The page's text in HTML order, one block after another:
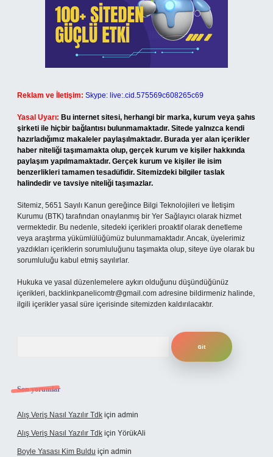
Reklam ve İletişim: Skype: live:.cid.575569c608265c69
Yasal Uyarı: Bu internet sitesi, herhangi bir marka, kurum veya şahıs
şirketi ile hiçbir bağlantısı bulunmamaktadır. Sitede yalnızca kendi
hazırladığımız makaleler paylaşılmaktadır. Burada yer alan içerikler
haber niteliği taşımamakta olup, gerçek kurum ve kişiler hakkında
paylaşım yapılmamaktadır. Gerçek kurum ve kişiler ile isim
benzerlikleri tamamen tesadüfidir. Sitemizdeki bilgiler taslak
halindedir ve tavsiye niteliği taşımazlar.
Sitemiz, 5651 Sayılı Kanun gereğince Bilgi Teknolojileri ve İletişim
Kurumu (BTK) tarafından onaylanmış bir Yer Sağlayıcı olarak hizmet
vermektedir. Bu nedenle, sitedeki içerikleri proaktif olarak denetleme
veya araştırma yükümlülüğümüz bulunmamaktadır. Ancak, üyelerimiz
yazdıkları içeriklerin sorumluluğunu taşımakta olup, siteye üye olarak bu
sorumluluğu kabul etmiş sayılırlar.
Hukuka ve yasal düzenlemelere aykırı olduğunu düşündüğünüz
içerikleri, backlinkpanelicomtr@gmail.com adresine bildirmeniz halinde,
ilgili içerikler yasal süre içerisinde sitemizden kaldırılacaktır.
Son yorumlar
Alış Veriş Nasıl Yazılır Tdk için admin
Alış Veriş Nasıl Yazılır Tdk için YörükAli
Boyle Yasası Kim Buldu için admin